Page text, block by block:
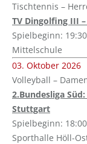
Tischtennis –
TV Dingolfing III
Spielbeginn: 19:30
Mittelschule
03. Oktober 2026
Volleyball –
2.Bundesliga
Stuttgart
Spielbeginn: 18:00
Sporthalle Höll-